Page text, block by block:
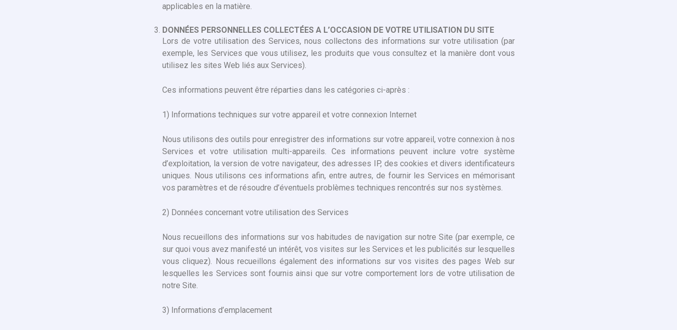
applicables en la matière.
DONNÉES PERSONNELLES COLLECTÉES A L’OCCASION DE VOTRE UTILISATION DU SITE
Lors de votre utilisation des Services, nous collectons des informations sur votre utilisation (par
exemple, les Services que vous utilisez, les produits que vous consultez et la manière dont vous
utilisez les sites Web liés aux Services).
Ces informations peuvent être réparties dans les catégories ci-après :
1) Informations techniques sur votre appareil et votre connexion Internet
Nous utilisons des outils pour enregistrer des informations sur votre appareil, votre connexion à nos
Services et votre utilisation multi-appareils. Ces informations peuvent inclure votre système
d’exploitation, la version de votre navigateur, des adresses IP, des cookies et divers identificateurs
uniques. Nous utilisons ces informations afin, entre autres, de fournir les Services en mémorisant
vos paramètres et de résoudre d’éventuels problèmes techniques rencontrés sur nos systèmes.
2) Données concernant votre utilisation des Services
Nous recueillons des informations sur vos habitudes de navigation sur notre Site (par exemple, ce
sur quoi vous avez manifesté un intérêt, vos visites sur les Services et les publicités sur lesquelles
vous cliquez). Nous recueillons également des informations sur vos visites des pages Web sur
lesquelles les Services sont fournis ainsi que sur votre comportement lors de votre utilisation de
notre Site.
3) Informations d’emplacement